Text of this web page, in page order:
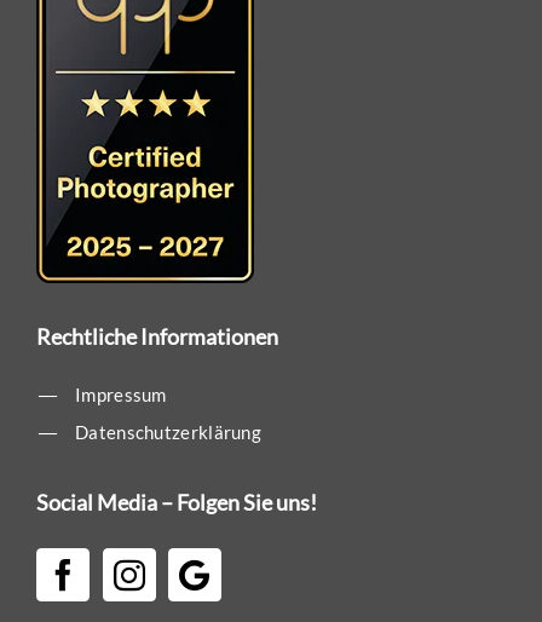
Rechtliche Informationen
Impressum
Datenschutzerklärung
Social Media – Folgen Sie uns!